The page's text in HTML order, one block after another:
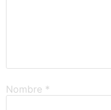
Nombre *